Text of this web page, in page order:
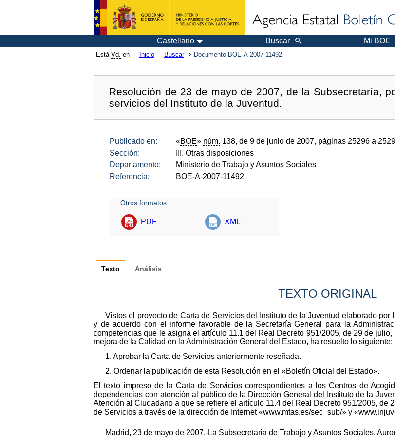
Castellano Buscar Mi BOE
Está Vd. en Inicio Buscar Documento BOE-A-2007-11492
Resolución de 23 de mayo de 2007, de la Subsecretaría,
servicios del Instituto de la Juventud.
Publicado en: «BOE» núm. 138, de 9 de junio de 2007, páginas 25296 a
Sección:
III. Otras disposiciones
Departamento:
Ministerio de Trabajo y Asuntos Sociales
Referencia:
BOE-A-2007-11492
Otros formatos:
PDF XML
Texto
TEXTO ORIGINAL
Vistos el proyecto de Carta de Servicios del Instituto de la Juventud elaborado
y de acuerdo con el informe favorable de la Secretaría General para la
competencias que le asigna el artículo 11.1 del Real Decreto 951/2005, de 29 de
mejora de la Calidad en la Administración General del Estado, ha resuelto lo siguiente:
1. Aprobar la Carta de Servicios anteriormente reseñada.
2. Ordenar la publicación de esta Resolución en el «Boletín Oficial del Estado».
El texto impreso de la Carta de Servicios correspondientes a los Centros de
dependencias con atención al público de la Dirección General del Instituto de la
Atención al Ciudadano a que se refiere el artículo 11.4 del Real Decreto 951/2005, de
de Servicios a través de la dirección de Internet «www.mtas.es/sec_sub/» y
Madrid, 23 de mayo de 2007.-La Subsecretaria de Trabajo y Asuntos Sociales,
Análisis